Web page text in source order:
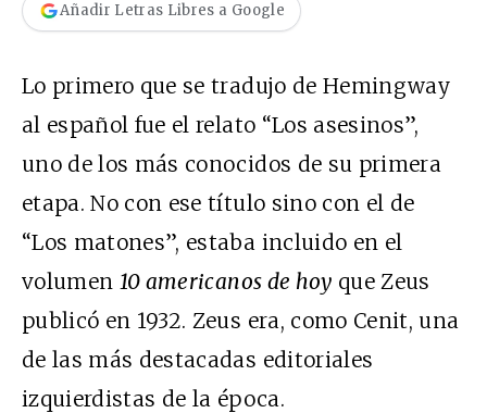
Añadir Letras Libres a Google
Lo primero que se tradujo de Hemingway
al español fue el relato “Los asesinos”,
uno de los más conocidos de su primera
etapa. No con ese título sino con el de
“Los matones”, estaba incluido en el
volumen 10 americanos de hoy que Zeus
publicó en 1932. Zeus era, como Cenit, una
de las más destacadas editoriales
izquierdistas de la época.